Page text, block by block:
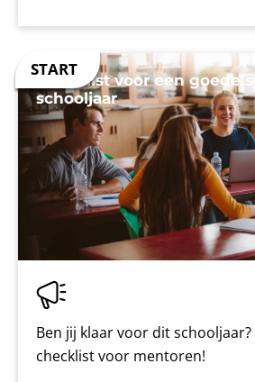
Checklist voor een goede
schooljaar
Ben jij klaar voor dit schooljaar?
checklist voor mentoren!